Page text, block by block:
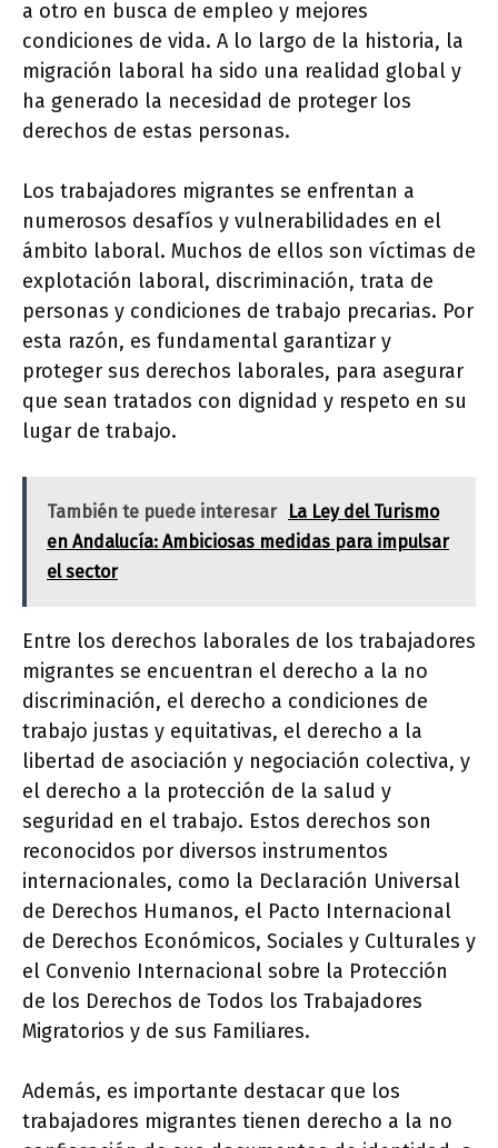
a otro en busca de empleo y mejores
condiciones de vida. A lo largo de la historia, la
migración laboral ha sido una realidad global y
ha generado la necesidad de proteger los
derechos de estas personas.
Los trabajadores migrantes se enfrentan a
numerosos desafíos y vulnerabilidades en el
ámbito laboral. Muchos de ellos son víctimas de
explotación laboral, discriminación, trata de
personas y condiciones de trabajo precarias. Por
esta razón, es fundamental garantizar y
proteger sus derechos laborales, para asegurar
que sean tratados con dignidad y respeto en su
lugar de trabajo.
También te puede interesar
La Ley del Turismo
en Andalucía: Ambiciosas medidas para impulsar
el sector
Entre los derechos laborales de los trabajadores
migrantes se encuentran el derecho a la no
discriminación, el derecho a condiciones de
trabajo justas y equitativas, el derecho a la
libertad de asociación y negociación colectiva, y
el derecho a la protección de la salud y
seguridad en el trabajo. Estos derechos son
reconocidos por diversos instrumentos
internacionales, como la Declaración Universal
de Derechos Humanos, el Pacto Internacional
de Derechos Económicos, Sociales y Culturales y
el Convenio Internacional sobre la Protección
de los Derechos de Todos los Trabajadores
Migratorios y de sus Familiares.
Además, es importante destacar que los
trabajadores migrantes tienen derecho a la no